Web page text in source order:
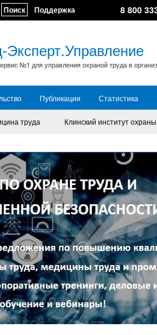
Поиск Поддержка 8 800
Эксперт.Управление
№1 для управления охраной труда в
Публикации Статистика
труда Клинский институт